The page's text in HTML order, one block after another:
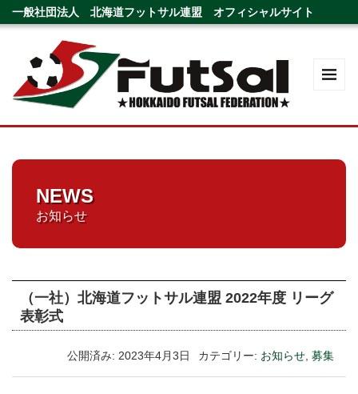
一般社団法人 北海道フットサル連盟 オフィシャルサイト
NEWS
お知らせ
（一社）北海道フットサル連盟 2022年度 リーグ
表彰式
公開済み: 2023年4月3日 カテゴリー: お知らせ 募集